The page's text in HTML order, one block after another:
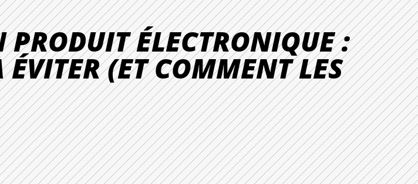
ÉLECTRONIQUE :
ÉVITER (ET COMMENT LES